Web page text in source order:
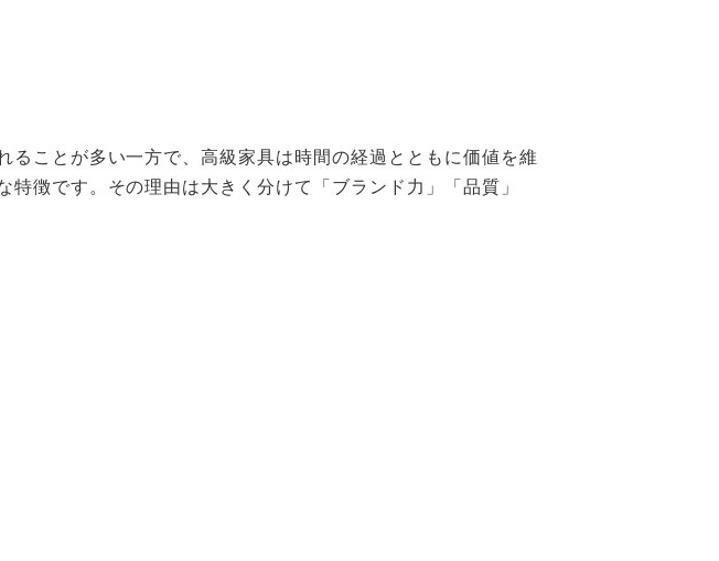
ことが多い一方で、高級家具は時間の経過とともに価値を維
徴です。その理由は大きく分けて「ブランド力」「品質」